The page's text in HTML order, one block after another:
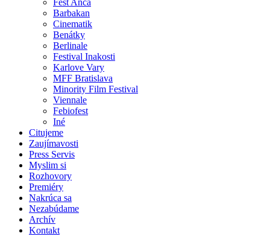
Fest Anča
Barbakan
Cinematik
Benátky
Berlinale
Festival Inakosti
Karlove Vary
MFF Bratislava
Minority Film Festival
Viennale
Febiofest
Iné
Citujeme
Zaujímavosti
Press Servis
Myslim si
Rozhovory
Premiéry
Nakrúca sa
Nezabúdame
Archív
Kontakt